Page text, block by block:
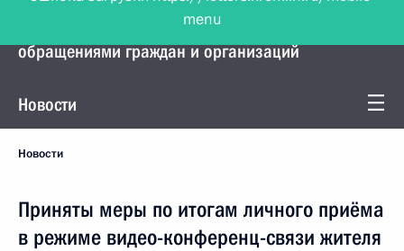
Управление Президента по работе с
обращениями граждан и организаций
Новости
Новости
Приняты меры по итогам личного приёма
в режиме видео-конференц-связи жителя
menu